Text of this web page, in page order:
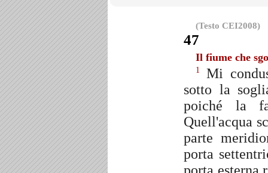
(Testo CEI2008)
47
Il fiume che
1
Mi
sotto la
poiché la
Quell'acqua
parte
porta